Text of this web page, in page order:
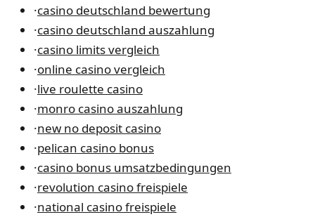
·casino deutschland bewertung
·casino deutschland auszahlung
·casino limits vergleich
·online casino vergleich
·live roulette casino
·monro casino auszahlung
·new no deposit casino
·pelican casino bonus
·casino bonus umsatzbedingungen
·revolution casino freispiele
·national casino freispiele